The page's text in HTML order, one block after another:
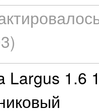
Largus 1.6